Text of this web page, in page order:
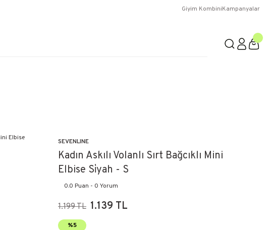
Giyim KombiniKampanyalar
SEVENLINE
Kadın Askılı Volanlı Sırt Bağcıklı Mini
Elbise Si̇yah - S
0.0 Puan - 0 Yorum
1.199 TL 1.139 TL
%5